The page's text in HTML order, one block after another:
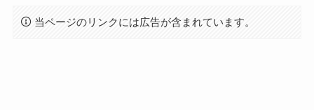
当ページのリンクには広告が含まれています。